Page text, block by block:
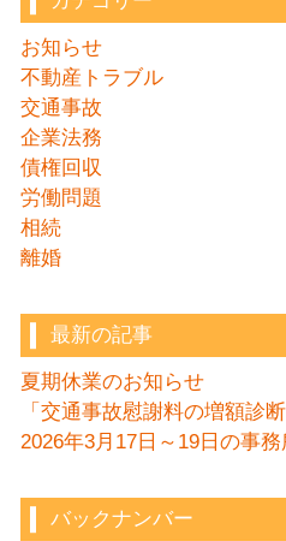
お知らせ
不動産トラブル
交通事故
企業法務
債権回収
労働問題
相続
離婚
最新の記事
夏期休業のお知らせ
「交通事故慰謝料の増額診
2026年3月17日～19日の事
バックナンバー